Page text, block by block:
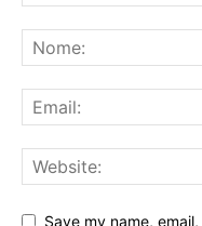
Save my name,